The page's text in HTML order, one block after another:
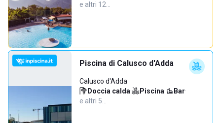
e altri 12…
Piscina di Calusco d'Adda
Calusco d'Adda
Doccia calda· Piscina· Bar·
e altri 5…